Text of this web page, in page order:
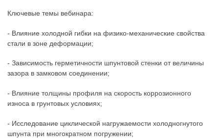
Ключевые темы вебинара:
- Влияние холодной гибки на физико-механические свойства
стали в зоне деформации;
- Зависимость герметичности шпунтовой стенки от величины
зазора в замковом соединении;
- Влияние толщины профиля на скорость коррозионного
износа в грунтовых условиях;
- Исследование циклической нагружаемости холодногнутого
шпунта при многократном погружении;